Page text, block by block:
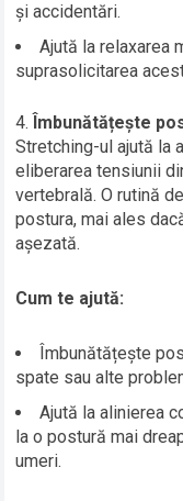
și accidentări.
Ajută la relaxarea
suprasolicitarea
Îmbunătățește
Stretching-ul ajută la
eliberarea tensiunii
vertebrală. O rutină
postura, mai ales
așezată.
Cum te ajută:
Îmbunătățește
spate sau alte
Ajută la alinierea
la o postură mai
umeri.